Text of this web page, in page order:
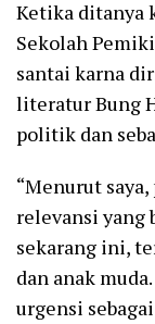
Ketika ditanya
Sekolah
santai karna
literatur Bung
politik dan
“Menurut
relevansi yang
sekarang ini,
dan anak
urgensi